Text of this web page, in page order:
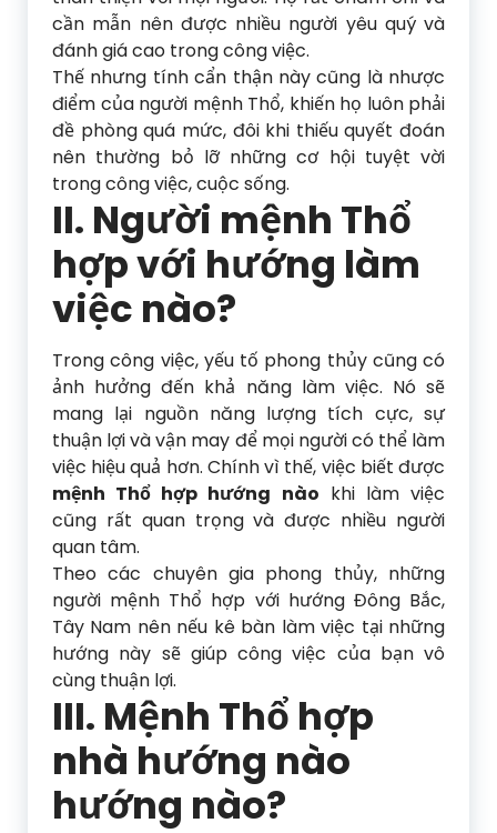
cần mẫn nên được nhiều người yêu quý và
đánh giá cao trong công việc.
Thế nhưng tính cẩn thận này cũng là nhược
điểm của người mệnh Thổ, khiến họ luôn phải
đề phòng quá mức, đôi khi thiếu quyết đoán
nên thường bỏ lỡ những cơ hội tuyệt vời
trong công việc, cuộc sống.
II. Người mệnh Thổ
hợp với hướng làm
việc nào?
Trong công việc, yếu tố phong thủy cũng có
ảnh hưởng đến khả năng làm việc. Nó sẽ
mang lại nguồn năng lượng tích cực, sự
thuận lợi và vận may để mọi người có thể làm
việc hiệu quả hơn. Chính vì thế, việc biết được
mệnh Thổ hợp hướng nào khi làm việc
cũng rất quan trọng và được nhiều người
quan tâm.
Theo các chuyên gia phong thủy, những
người mệnh Thổ hợp với hướng Đông Bắc,
Tây Nam nên nếu kê bàn làm việc tại những
hướng này sẽ giúp công việc của bạn vô
cùng thuận lợi.
III. Mệnh Thổ hợp
nhà hướng nào
hướng nào?